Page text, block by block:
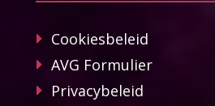
Cookiesbeleid
AVG Formulier
Privacybeleid